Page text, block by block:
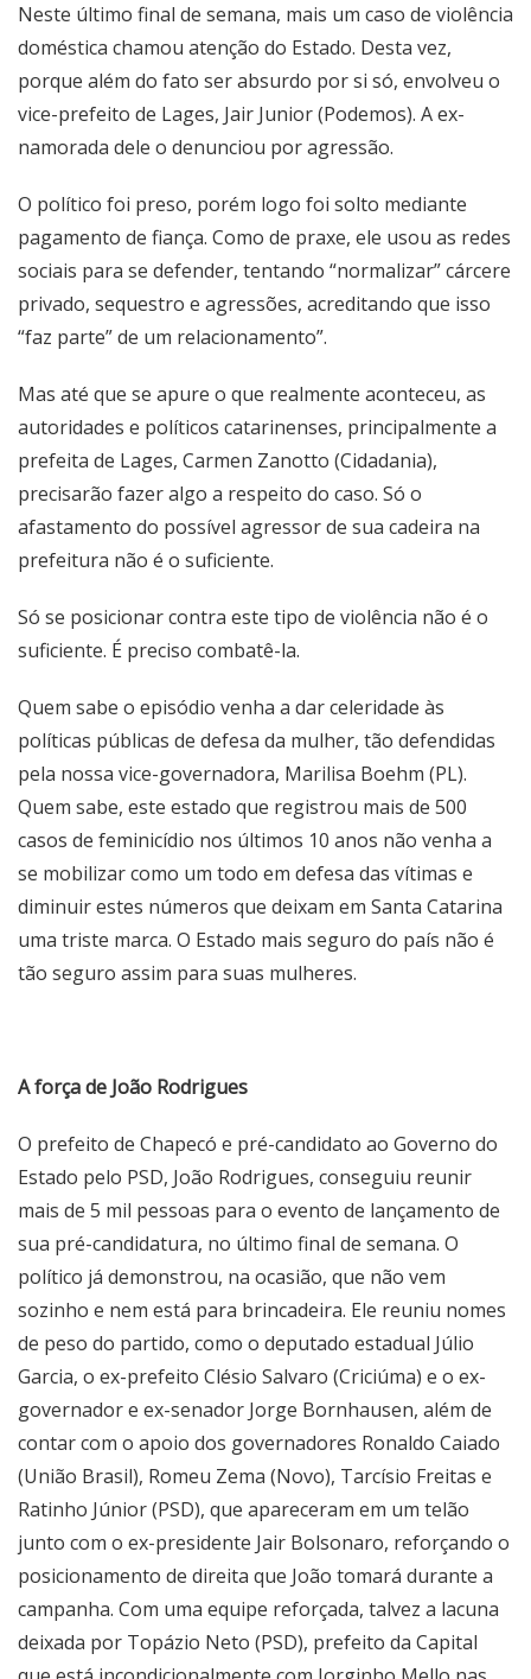
Neste último final de semana, mais um caso de violência
doméstica chamou atenção do Estado. Desta vez,
porque além do fato ser absurdo por si só, envolveu o
vice-prefeito de Lages, Jair Junior (Podemos). A ex-
namorada dele o denunciou por agressão.
O político foi preso, porém logo foi solto mediante
pagamento de fiança. Como de praxe, ele usou as redes
sociais para se defender, tentando “normalizar” cárcere
privado, sequestro e agressões, acreditando que isso
“faz parte” de um relacionamento”.
Mas até que se apure o que realmente aconteceu, as
autoridades e políticos catarinenses, principalmente a
prefeita de Lages, Carmen Zanotto (Cidadania),
precisarão fazer algo a respeito do caso. Só o
afastamento do possível agressor de sua cadeira na
prefeitura não é o suficiente.
Só se posicionar contra este tipo de violência não é o
suficiente. É preciso combatê-la.
Quem sabe o episódio venha a dar celeridade às
políticas públicas de defesa da mulher, tão defendidas
pela nossa vice-governadora, Marilisa Boehm (PL).
Quem sabe, este estado que registrou mais de 500
casos de feminicídio nos últimos 10 anos não venha a
se mobilizar como um todo em defesa das vítimas e
diminuir estes números que deixam em Santa Catarina
uma triste marca. O Estado mais seguro do país não é
tão seguro assim para suas mulheres.
A força de João Rodrigues
O prefeito de Chapecó e pré-candidato ao Governo do
Estado pelo PSD, João Rodrigues, conseguiu reunir
mais de 5 mil pessoas para o evento de lançamento de
sua pré-candidatura, no último final de semana. O
político já demonstrou, na ocasião, que não vem
sozinho e nem está para brincadeira. Ele reuniu nomes
de peso do partido, como o deputado estadual Júlio
Garcia, o ex-prefeito Clésio Salvaro (Criciúma) e o ex-
governador e ex-senador Jorge Bornhausen, além de
contar com o apoio dos governadores Ronaldo Caiado
(União Brasil), Romeu Zema (Novo), Tarcísio Freitas e
Ratinho Júnior (PSD), que apareceram em um telão
junto com o ex-presidente Jair Bolsonaro, reforçando o
posicionamento de direita que João tomará durante a
campanha. Com uma equipe reforçada, talvez a lacuna
deixada por Topázio Neto (PSD), prefeito da Capital